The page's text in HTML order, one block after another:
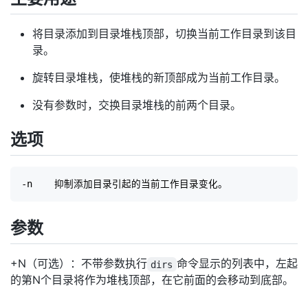
将目录添加到目录堆栈顶部，切换当前工作目录到该目
录。
旋转目录堆栈，使堆栈的新顶部成为当前工作目录。
没有参数时，交换目录堆栈的前两个目录。
选项
参数
+N（可选）：不带参数执行 dirs 命令显示的列表中，左起
的第N个目录将作为堆栈顶部，在它前面的会移动到底部。